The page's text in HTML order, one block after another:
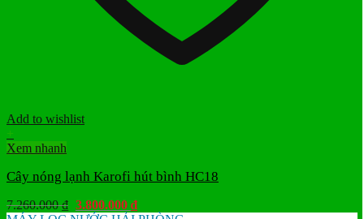
Add to wishlist
+
Xem nhanh
Cây nóng lạnh Karofi hút bình HC18
7.260.000₫ Giá
3.800.000 ₫Giá